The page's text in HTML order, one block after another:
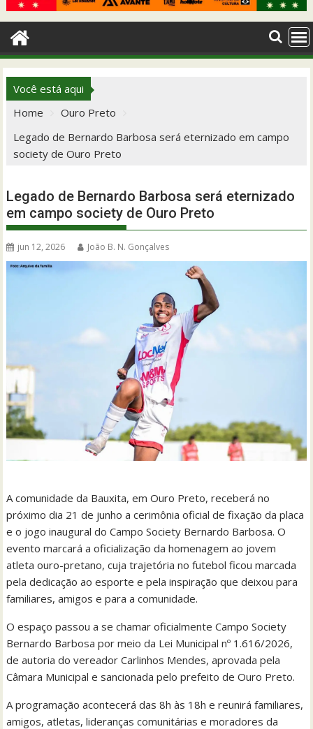
Você está aqui
Home
Ouro Preto
Legado de Bernardo Barbosa será eternizado em campo
society de Ouro Preto
Legado de Bernardo Barbosa será eternizado
em campo society de Ouro Preto
jun 12, 2026 João B. N. Gonçalves
A comunidade da Bauxita, em Ouro Preto, receberá no
próximo dia 21 de junho a cerimônia oficial de fixação da placa
e o jogo inaugural do Campo Society Bernardo Barbosa. O
evento marcará a oficialização da homenagem ao jovem
atleta ouro-pretano, cuja trajetória no futebol ficou marcada
pela dedicação ao esporte e pela inspiração que deixou para
familiares, amigos e para a comunidade.
O espaço passou a se chamar oficialmente Campo Society
Bernardo Barbosa por meio da Lei Municipal nº 1.616/2026,
de autoria do vereador Carlinhos Mendes, aprovada pela
Câmara Municipal e sancionada pelo prefeito de Ouro Preto.
A programação acontecerá das 8h às 18h e reunirá familiares,
amigos, atletas, lideranças comunitárias e moradores da